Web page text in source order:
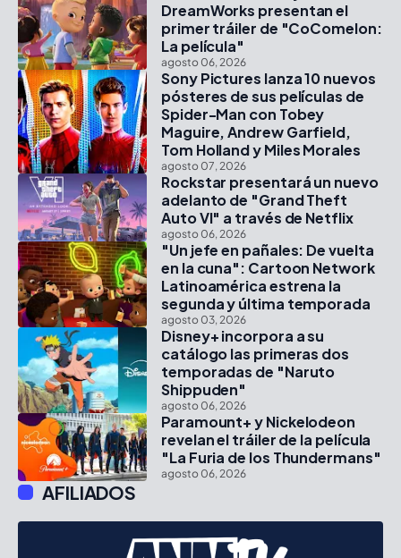
DreamWorks presentan el
primer tráiler de "CoComelon:
La película"
agosto 06, 2026
Sony Pictures lanza 10 nuevos
pósteres de sus películas de
Spider-Man con Tobey
Maguire, Andrew Garfield,
Tom Holland y Miles Morales
agosto 07, 2026
Rockstar presentará un nuevo
adelanto de "Grand Theft
Auto VI" a través de Netflix
agosto 06, 2026
"Un jefe en pañales: De vuelta
en la cuna": Cartoon Network
Latinoamérica estrena la
segunda y última temporada
agosto 03, 2026
Disney+ incorpora a su
catálogo las primeras dos
temporadas de "Naruto
Shippuden"
agosto 06, 2026
Paramount+ y Nickelodeon
revelan el tráiler de la película
"La Furia de los Thundermans"
agosto 06, 2026
AFILIADOS